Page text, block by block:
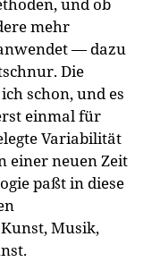
und ob
mehr
— dazu
Die
schon, und es
einmal für
Variabilität
einer neuen Zeit
paßt in diese
Musik,